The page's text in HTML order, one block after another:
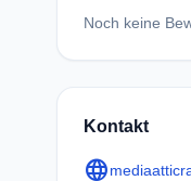
Noch keine
Kontakt
language